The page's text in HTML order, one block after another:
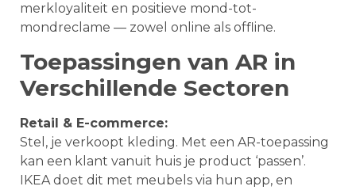
merkloyaliteit en positieve mond-tot-
mondreclame — zowel online als offline.
Toepassingen van AR in
Verschillende Sectoren
Retail & E-commerce:
Stel, je verkoopt kleding. Met een AR-toepassing
kan een klant vanuit huis je product ‘passen’.
IKEA doet dit met meubels via hun app, en